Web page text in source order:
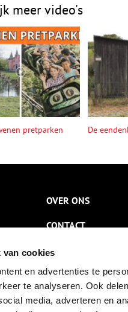
van cookies
en advertenties te
te analyseren. Ook
media, adverteren en
meer video's
pretparken De
OVER ONS
CONTACT
NIEUWSBRIEF
DISCLAIMER
PRIVACY